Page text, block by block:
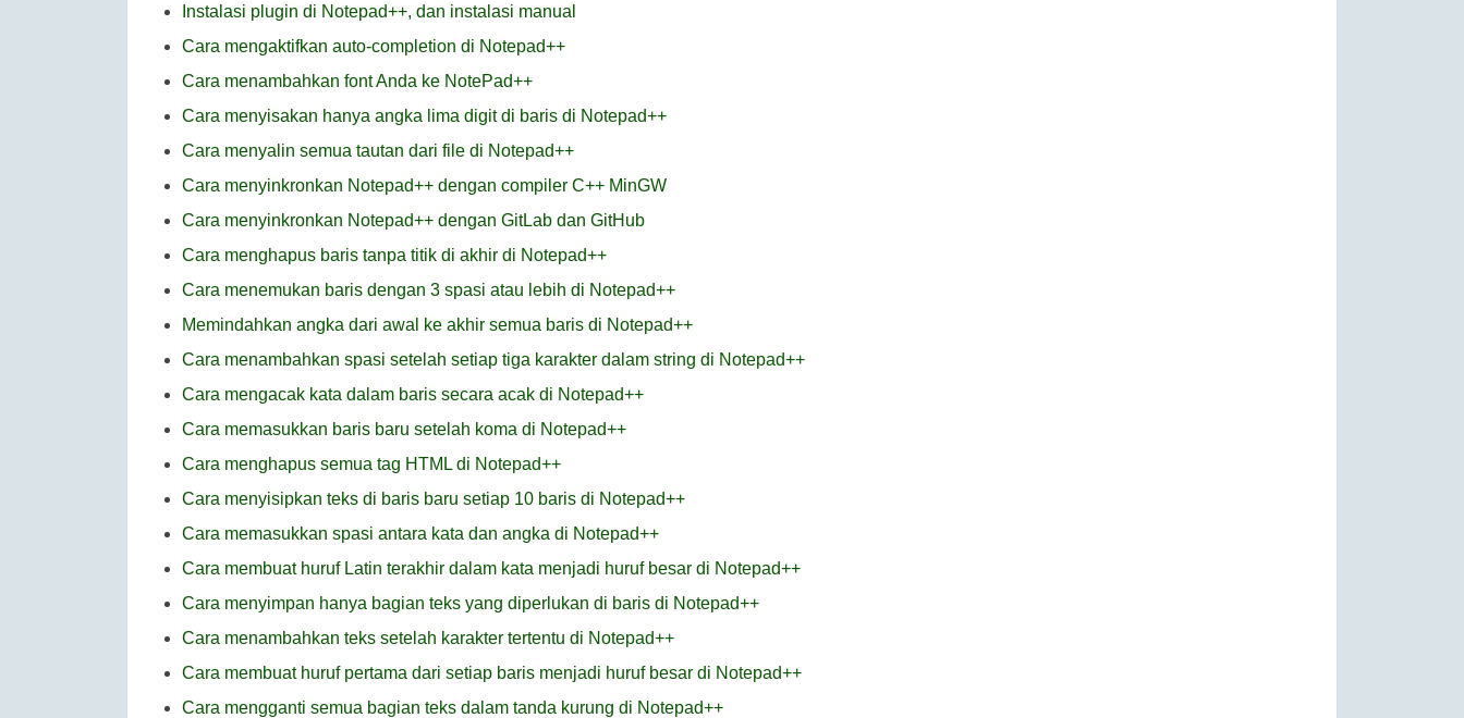
Instalasi plugin di Notepad++, dan instalasi manual
Cara mengaktifkan auto-completion di Notepad++
Cara menambahkan font Anda ke NotePad++
Cara menyisakan hanya angka lima digit di baris di Notepad++
Cara menyalin semua tautan dari file di Notepad++
Cara menyinkronkan Notepad++ dengan compiler C++ MinGW
Cara menyinkronkan Notepad++ dengan GitLab dan GitHub
Cara menghapus baris tanpa titik di akhir di Notepad++
Cara menemukan baris dengan 3 spasi atau lebih di Notepad++
Memindahkan angka dari awal ke akhir semua baris di Notepad++
Cara menambahkan spasi setelah setiap tiga karakter dalam string di Notepad++
Cara mengacak kata dalam baris secara acak di Notepad++
Cara memasukkan baris baru setelah koma di Notepad++
Cara menghapus semua tag HTML di Notepad++
Cara menyisipkan teks di baris baru setiap 10 baris di Notepad++
Cara memasukkan spasi antara kata dan angka di Notepad++
Cara membuat huruf Latin terakhir dalam kata menjadi huruf besar di Notepad++
Cara menyimpan hanya bagian teks yang diperlukan di baris di Notepad++
Cara menambahkan teks setelah karakter tertentu di Notepad++
Cara membuat huruf pertama dari setiap baris menjadi huruf besar di Notepad++
Cara mengganti semua bagian teks dalam tanda kurung di Notepad++